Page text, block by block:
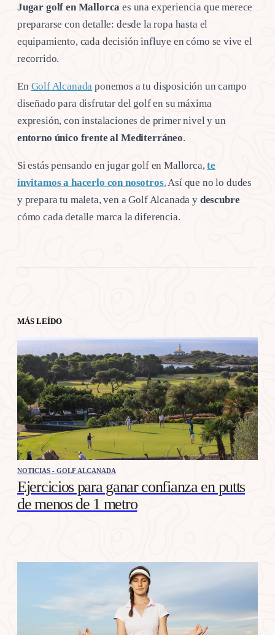
Jugar golf en Mallorca es una experiencia que merece
prepararse con detalle: desde la ropa hasta el
equipamiento, cada decisión influye en cómo se vive el
recorrido.
En Golf Alcanada ponemos a tu disposición un campo
diseñado para disfrutar del golf en su máxima
expresión, con instalaciones de primer nivel y un
entorno único frente al Mediterráneo.
Si estás pensando en jugar golf en Mallorca,te
invitamos a hacerlo con nosotros. Así que no lo dudes
y prepara tu maleta, ven a Golf Alcanada y descubre
cómo cada detalle marca la diferencia.
MÁS LEÍDO
NOTICIAS - GOLF ALCANADA
Ejercicios para ganar confianza en putts
de menos de 1 metro